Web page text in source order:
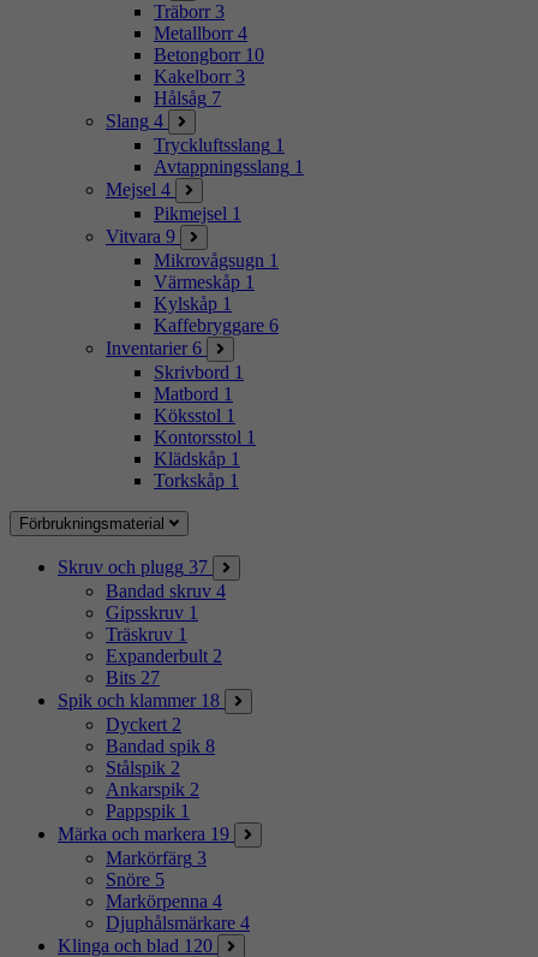
Träborr 3
Metallborr 4
Betongborr 10
Kakelborr 3
Hålsåg 7
Slang 4
Tryckluftsslang 1
Avtappningsslang 1
Mejsel 4
Pikmejsel 1
Vitvara 9
Mikrovågsugn 1
Värmeskåp 1
Kylskåp 1
Kaffebryggare 6
Inventarier 6
Skrivbord 1
Matbord 1
Köksstol 1
Kontorsstol 1
Klädskåp 1
Torkskåp 1
Förbrukningsmaterial
Skruv och plugg 37
Bandad skruv 4
Gipsskruv 1
Träskruv 1
Expanderbult 2
Bits 27
Spik och klammer 18
Dyckert 2
Bandad spik 8
Stålspik 2
Ankarspik 2
Pappspik 1
Märka och markera 19
Markörfärg 3
Snöre 5
Markörpenna 4
Djuphålsmärkare 4
Klinga och blad 120